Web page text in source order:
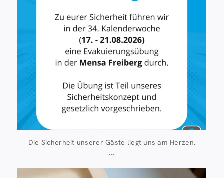
Die Sicherheit unserer Gäste liegt uns am Herzen.
...
Juli 23